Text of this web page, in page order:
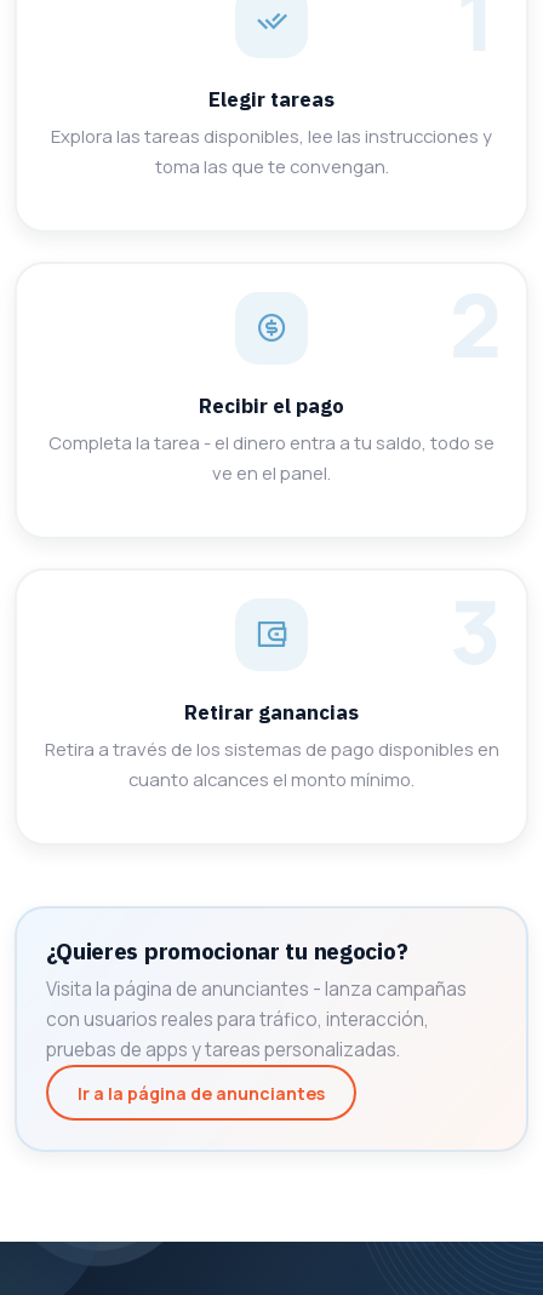
Elegir tareas
Explora las tareas disponibles, lee las instrucciones y
toma las que te convengan.
Recibir el pago
Completa la tarea - el dinero entra a tu saldo, todo se
ve en el panel.
Retirar ganancias
Retira a través de los sistemas de pago disponibles en
cuanto alcances el monto mínimo.
¿Quieres promocionar tu negocio?
Visita la página de anunciantes - lanza campañas
con usuarios reales para tráfico, interacción,
pruebas de apps y tareas personalizadas.
Ir a la página de anunciantes